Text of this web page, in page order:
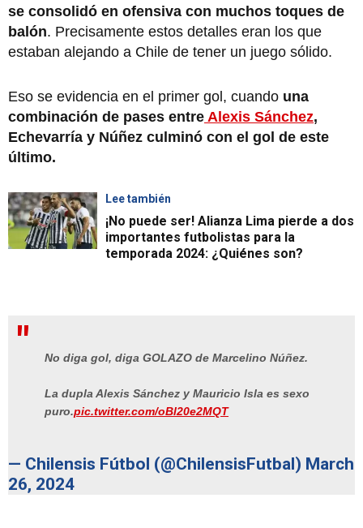
se consolidó en ofensiva con muchos toques de
balón. Precisamente estos detalles eran los que
estaban alejando a Chile de tener un juego sólido.
Eso se evidencia en el primer gol, cuando una
combinación de pases entre Alexis Sánchez,
Echevarría y Núñez culminó con el gol de este
último.
Lee también
¡No puede ser! Alianza Lima pierde a dos
importantes futbolistas para la
temporada 2024: ¿Quiénes son?
No diga gol, diga GOLAZO de Marcelino Núñez.
La dupla Alexis Sánchez y Mauricio Isla es sexo
puro.pic.twitter.com/oBl20e2MQT
— Chilensis Fútbol (@ChilensisFutbal) March
26, 2024